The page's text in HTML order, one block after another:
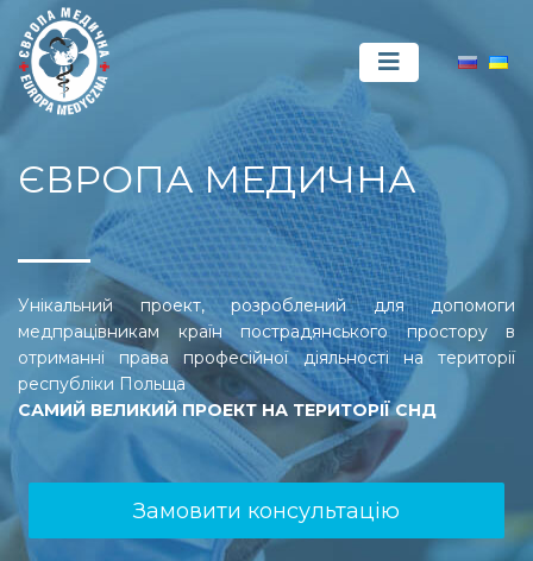
ЄВРОПА МЕДИЧНА
Унікальний проект, розроблений для допомоги
медпрацівникам країн пострадянського простору в
отриманні права професійної діяльності на території
республіки Польща
САМИЙ ВЕЛИКИЙ ПРОЕКТ НА ТЕРИТОРІЇ СНД
Замовити консультацію